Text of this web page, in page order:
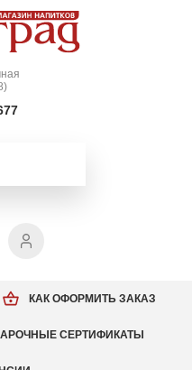
КАК ОФОРМИТЬ ЗАКАЗ
СЕРТИФИКАТЫ